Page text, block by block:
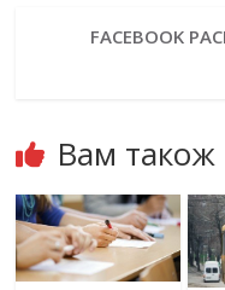
FACEBOOK
Вам також